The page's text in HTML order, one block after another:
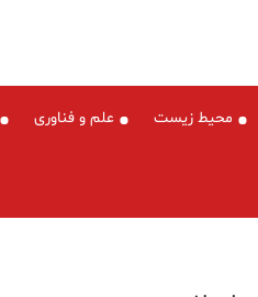
محیط زیست علم و فناوری